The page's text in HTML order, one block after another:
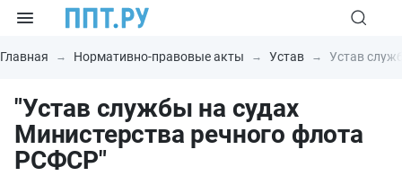
Главная Нормативно-правовые акты Устав Устав
"Устав службы на судах
Министерства речного флота
РСФСР"